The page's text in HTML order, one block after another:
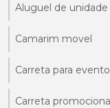
Aluguel de
Camarim movel
Carreta para
Carreta